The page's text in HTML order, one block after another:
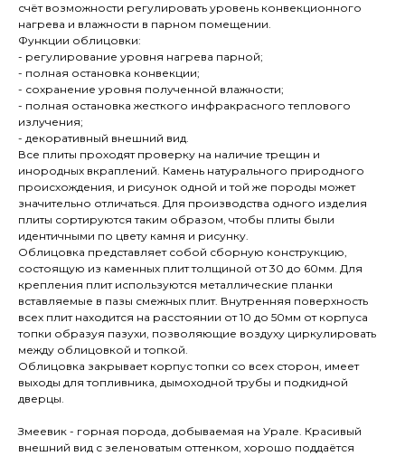
счёт возможности регулировать уровень конвекционного
нагрева и влажности в парном помещении.
Функции облицовки:
- регулирование уровня нагрева парной;
- полная остановка конвекции;
- сохранение уровня полученной влажности;
- полная остановка жесткого инфракрасного теплового
излучения;
- декоративный внешний вид.
Все плиты проходят проверку на наличие трещин и
инородных вкраплений. Камень натурального природного
происхождения, и рисунок одной и той же породы может
значительно отличаться. Для производства одного изделия
плиты сортируются таким образом, чтобы плиты были
идентичными по цвету камня и рисунку.
Облицовка представляет собой сборную конструкцию,
состоящую из каменных плит толщиной от 30 до 60мм. Для
крепления плит используются металлические планки
вставляемые в пазы смежных плит. Внутренняя поверхность
всех плит находится на расстоянии от 10 до 50мм от корпуса
топки образуя пазухи, позволяющие воздуху циркулировать
между облицовкой и топкой.
Облицовка закрывает корпус топки со всех сторон, имеет
выходы для топливника, дымоходной трубы и подкидной
дверцы.
Змеевик - горная порода, добываемая на Урале. Красивый
внешний вид с зеленоватым оттенком, хорошо поддаётся